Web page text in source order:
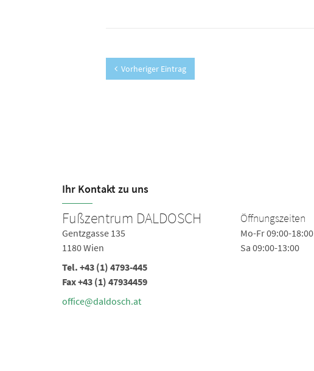
Vorheriger Eintrag
Ihr Kontakt zu uns
Fußzentrum DALDOSCH
Gentzgasse 135
1180 Wien
Tel. +43 (1) 4793-445
Fax +43 (1) 47934459
office@daldosch.at
Öffnungszeiten
Mo-Fr 09:00-18:00
Sa 09:00-13:00